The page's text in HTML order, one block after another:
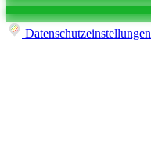
Datenschutzeinstellungen